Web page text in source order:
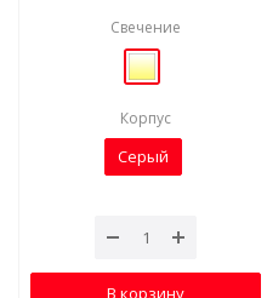
Свечение
Корпус
Серый
В корзину